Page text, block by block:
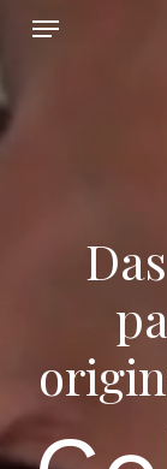
SkipMenu
Das